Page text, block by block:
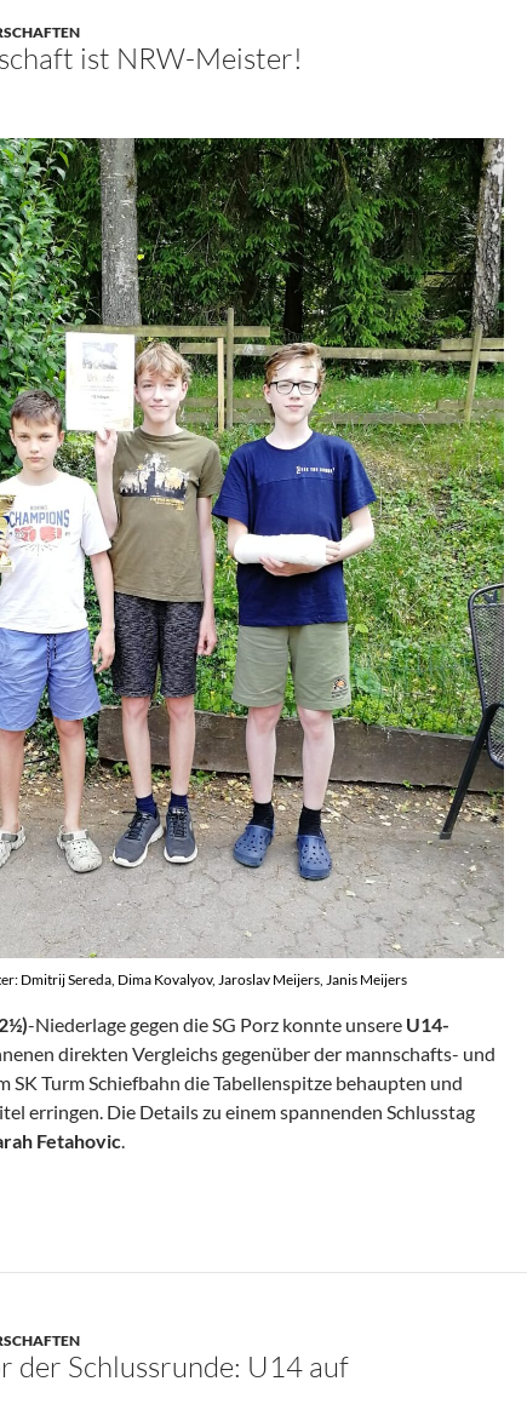
ist NRW-Meister!
Dmitrij Sereda, Dima Kovalyov, Jaroslav Meijers, Janis Meijers
-Niederlage gegen die SG Porz konnte unsere U14-
direkten Vergleichs gegenüber der mannschafts- und
SK Turm Schiefbahn die Tabellenspitze behaupten und
erringen. Die Details zu einem spannenden Schlusstag
Fetahovic.
Meister!
der Schlussrunde: U14 auf